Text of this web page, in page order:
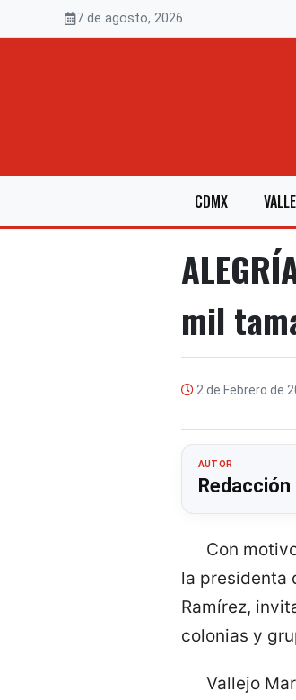
7 de agosto, 2026
CDMX
mil
2 de Febrero de
AUTOR
Redacción
Con
la presidenta
Ramírez,
colonias y
Vallejo